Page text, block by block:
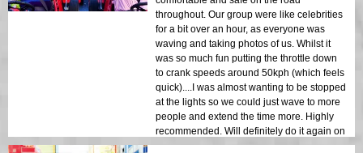
throughout. Our group were like celebrities
for a bit over an hour, as everyone was
waving and taking photos of us. Whilst it
was so much fun putting the throttle down
to crank speeds around 50kph (which feels
quick)....I was almost wanting to be stopped
at the lights so we could just wave to more
people and extend the time more. Highly
recommended. Will definitely do it again on
my next visit to Tokyo.